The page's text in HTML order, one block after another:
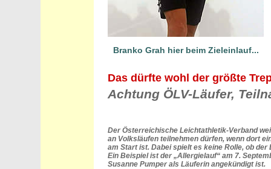
Branko Grah hier beim Zieleinlauf...
Das dürfte wohl der größte
Achtung ÖLV-Läufer,
Der Österreichische Leichtathletik-Verband
an Volksläufen teilnehmen dürfen, wenn dort
am Start ist. Dabei spielt es keine Rolle, ob der
Ein Beispiel ist der „Allergielauf“ am 7.
Susanne Pumper als Läuferin angekündigt ist.